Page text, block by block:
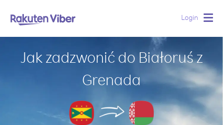
Login
Jak zadzwonić do Białoruś z
Grenada